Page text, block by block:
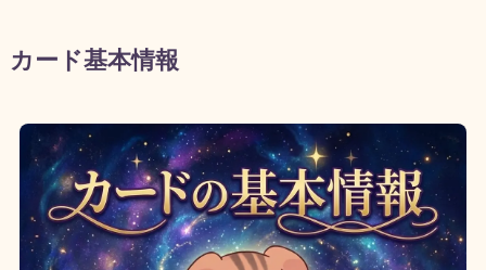
カード基本情報